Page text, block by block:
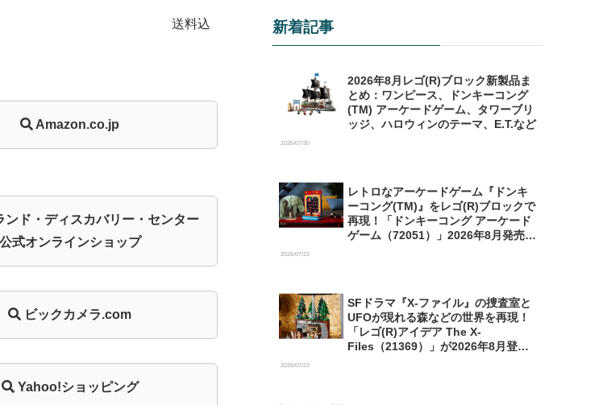
送料込
Amazon.co.jp
ド・ ディスカバリー・ センター
公式オンラインショップ
ビックカメラ.com
Yahoo!ショッピング
新着記事
2026年8月レゴ(R)ブロック新製品ま
とめ：ワンピース、ドンキーコング
(TM) アーケードゲーム、タワーブリ
ッジ、ハロウィンのテーマ、E.T.など
2026/07/30
レトロなアーケードゲーム『ドンキ
ーコング(TM)』をレゴ(R)ブロックで
再現！「ドンキーコング アーケード
ゲーム（72051）」2026年8月発売
2026/07/23
SFドラマ『X-ファイル』の捜査室と
UFOが現れる森などの世界を再現！
「レゴ(R)アイデア The X-
Files（21369）」が2026年8月登場
2026/07/23